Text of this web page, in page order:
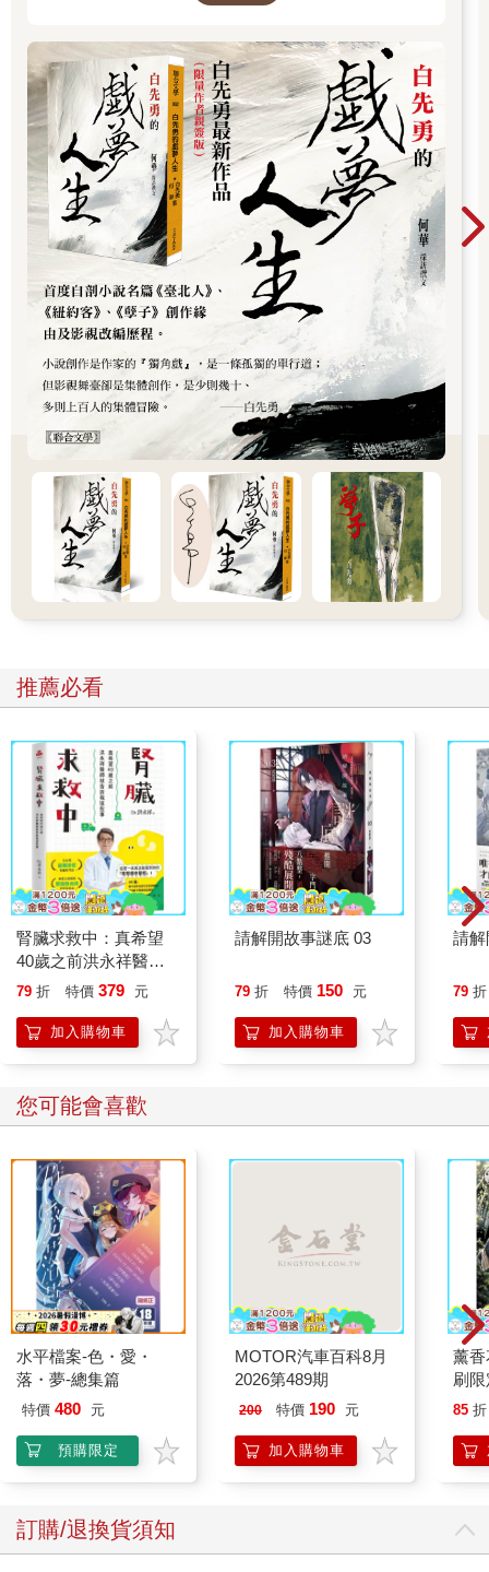
以及散文《樹猶如此》。除文學創作外，他亦長
年致力於崑曲、紅樓夢等傳統文化的保存與推
廣，對華文文學與文化影響深遠。
推薦必看
腎臟求救中：真希望
40歲之前洪永祥醫師
就告訴我這些事
79 折 特價 379 元
加入購物車
請解開故事謎底 03
79 折 特價 150 元
加入購物車
請解
79 折
您可能會喜歡
水平檔案-色・愛・
落・夢-總集篇
特價 480 元
預購限定
MOTOR汽車百科8月
2026第489期
200 特價 190 元
加入購物車
薰
刷
85 折
訂購/退換貨須知